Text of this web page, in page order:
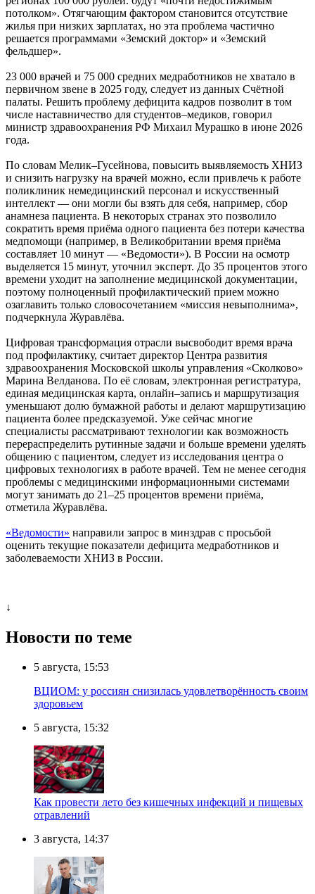
потолком». Отягчающим фактором становится отсутствие
жилья при низких зарплатах, но эта проблема частично
решается программами «Земский доктор» и «Земский
фельдшер».
23 000 врачей и 75 000 средних медработников не хватало в
первичном звене в 2025 году, следует из данных Счётной
палаты. Решить проблему дефицита кадров позволит в том
числе наставничество для студентов–медиков, говорил
министр здравоохранения РФ Михаил Мурашко в июне 2026
года.
По словам Мелик–Гусейнова, повысить выявляемость ХНИЗ
и снизить нагрузку на врачей можно, если привлечь к работе
поликлиник немедицинский персонал и искусственный
интеллект — они могли бы взять для себя, например, сбор
анамнеза пациента. В некоторых странах это позволило
сократить время приёма одного пациента без потери качества
медпомощи (например, в Великобритании время приёма
составляет 10 минут — «Ведомости»). В России на осмотр
выделяется 15 минут, уточнил эксперт. До 35 процентов этого
времени уходит на заполнение медицинской документации,
поэтому полноценный профилактический прием можно
озаглавить только словосочетанием «миссия невыполнима»,
подчеркнула Журавлёва.
Цифровая трансформация отрасли высвободит время врача
под профилактику, считает директор Центра развития
здравоохранения Московской школы управления «Сколково»
Марина Велданова. По её словам, электронная регистратура,
единая медицинская карта, онлайн–запись и маршрутизация
уменьшают долю бумажной работы и делают маршрутизацию
пациента более предсказуемой. Уже сейчас многие
специалисты рассматривают технологии как возможность
перераспределить рутинные задачи и больше времени уделять
общению с пациентом, следует из исследования центра о
цифровых технологиях в работе врачей. Тем не менее сегодня
проблемы с медицинскими информационными системами
могут занимать до 21–25 процентов времени приёма,
отметила Журавлёва.
«Ведомости» направили запрос в минздрав с просьбой
оценить текущие показатели дефицита медработников и
заболеваемости ХНИЗ в России.
↓
Новости по теме
5 августа, 15:53
ВЦИОМ: у россиян снизилась удовлетворённость своим
здоровьем
5 августа, 15:32
Как провести лето без кишечных инфекций и пищевых
отравлений
3 августа, 14:37